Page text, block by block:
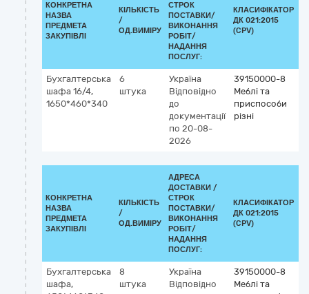
КОНКРЕТНА
НАЗВА
ПРЕДМЕТА
ЗАКУПІВЛІ
КІЛЬКІСТЬ
/
ОД.ВИМІРУ
СТРОК
ПОСТАВКИ/
ВИКОНАННЯ
РОБІТ/
НАДАННЯ
ПОСЛУГ:
КЛАСИФІКАТОР
ДК 021:2015
(CPV)
Бухгалтерська
шафа 16/4,
1650*460*340
6
штука
Україна
Відповідно
до
документації
по 20-08-
2026
39150000-8
Меблі та
приспособи
різні
КОНКРЕТНА
НАЗВА
ПРЕДМЕТА
ЗАКУПІВЛІ
КІЛЬКІСТЬ
/
ОД.ВИМІРУ
АДРЕСА
ДОСТАВКИ /
СТРОК
ПОСТАВКИ/
ВИКОНАННЯ
РОБІТ/
НАДАННЯ
ПОСЛУГ:
КЛАСИФІКАТОР
ДК 021:2015
(CPV)
Бухгалтерська
шафа,
8
штука
Україна
Відповідно
39150000-8
Меблі та